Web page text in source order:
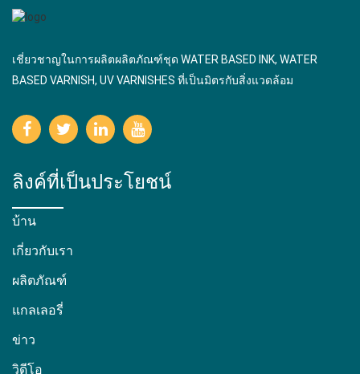
เชี่ยวชาญในการผลิตผลิตภัณฑ์ชุด WATER BASED INK, WATER
BASED VARNISH, UV VARNISHES ที่เป็นมิตรกับสิ่งแวดล้อม
ลิงค์ที่เป็นประโยชน์
บ้าน
เกี่ยวกับเรา
ผลิตภัณฑ์
แกลเลอรี่
ข่าว
วิดีโอ